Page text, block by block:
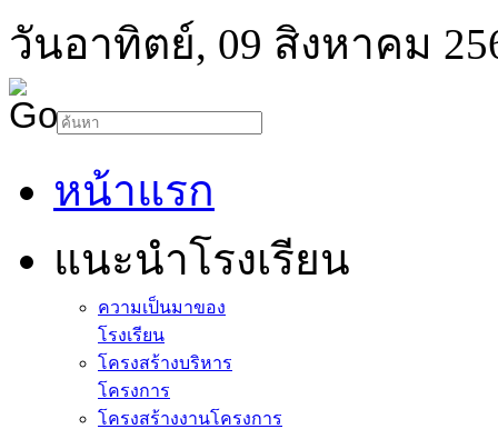
วันอาทิตย์, 09 สิงหาคม
หน้าแรก
แนะนำโรงเรียน
ความเป็นมาของ
โรงเรียน
โครงสร้างบริหาร
โครงการ
โครงสร้างงานโครงการ